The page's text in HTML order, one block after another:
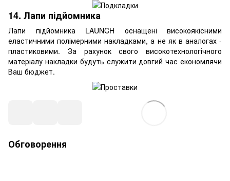
14. Лапи підйомника
Лапи підйомника LAUNCH оснащені високоякісними
еластичними полімерними накладками, а не як в аналогах -
пластиковими. За рахунок свого високотехнологічного
матеріалу накладки будуть служити довгий час економлячи
Ваш бюджет.
Обговорення